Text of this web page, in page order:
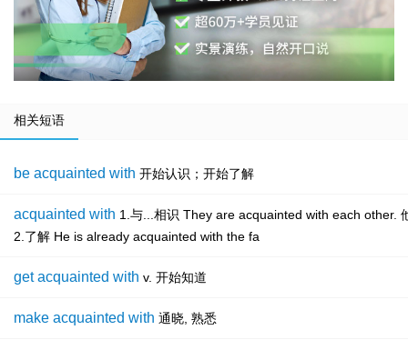
相关短语
be acquainted with 开始认识；开始了解
acquainted with 1.与...相识 They are acquainted with each other.
2.了解 He is already acquainted with the fa
get acquainted with v. 开始知道
make acquainted with 通晓, 熟悉